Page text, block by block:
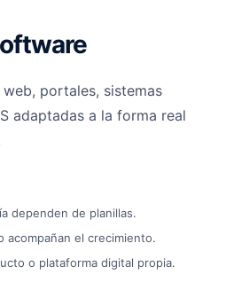
portales, sistemas
adaptadas a la forma real
dependen de planillas.
acompañan el crecimiento.
o plataforma digital propia.